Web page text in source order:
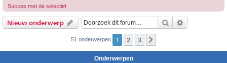
Succes met de selectie!
Nieuw onderwerp Zoek
51 onderwerpen 1 2 3
Onderwerpen